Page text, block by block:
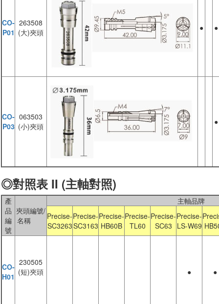
CO-
P01
263508
(大)夾頭
● ●
CO-
P03
063503
(小)夾頭
●
◎對照表 II (主軸對照)
產
品
編
號
夾頭編號/
名稱
主軸品牌
Precise-
SC3263
Precise-
SC3163
Precise-
HB60B
Precise-
TL60
Precise-
SC63
Precise-
LS-W69
CO-
H01
230505
(短)夾頭
● ●